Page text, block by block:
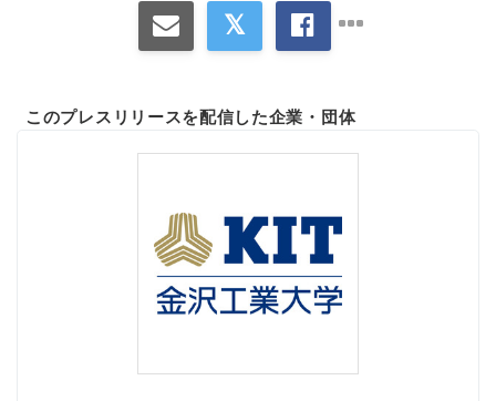
このプレスリリースを配信した企業・団体